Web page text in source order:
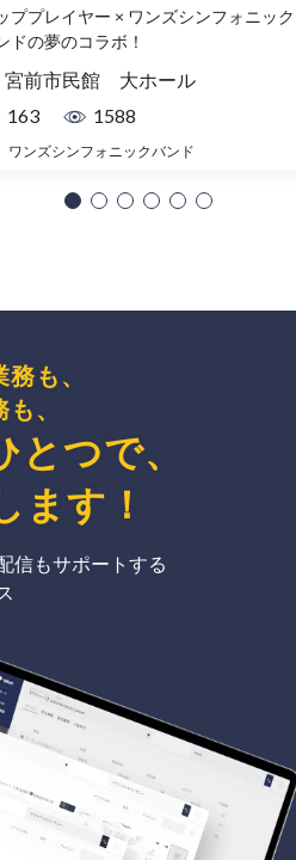
ププレイヤー × ワンズシンフォニック
ドの夢のコラボ！
宮前市民館 大ホール
163
1588
ワンズシンフォニックバンド
も、
、
とつで、
ます ！
信もサポートする